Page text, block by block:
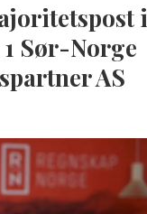
i
Sør-Norge
AS